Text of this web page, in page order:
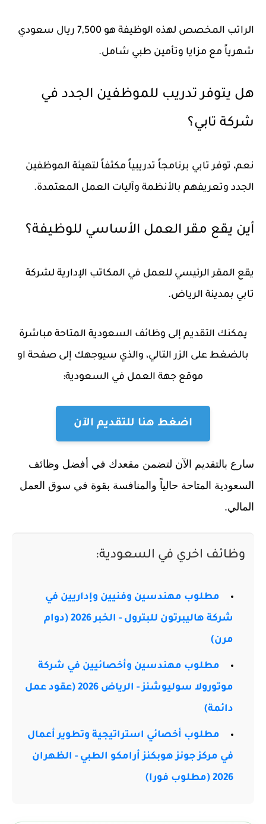
الراتب المخصص لهذه الوظيفة هو 7,500 ريال سعودي
شهرياً مع مزايا وتأمين طبي شامل.
هل يتوفر تدريب للموظفين الجدد في
شركة تابي؟
نعم، توفر تابي برنامجاً تدريبياً مكثفاً لتهيئة الموظفين
الجدد وتعريفهم بالأنظمة وآليات العمل المعتمدة.
أين يقع مقر العمل الأساسي للوظيفة؟
يقع المقر الرئيسي للعمل في المكاتب الإدارية لشركة
تابي بمدينة الرياض.
يمكنك التقديم إلى وظائف السعودية المتاحة مباشرة
بالضغط على الزر التالي، والذي سيوجهك إلى صفحة او
موقع جهة العمل في السعودية:
اضغط هنا للتقديم الآن
سارع بالتقديم الآن لتضمن مقعدك في أفضل وظائف
السعودية المتاحة حالياً والمنافسة بقوة في سوق العمل
المالي.
وظائف اخري في السعودية:
مطلوب مهندسين وفنيين وإداريين في
شركة هاليبرتون للبترول - الخبر 2026 (دوام
مرن)
مطلوب مهندسين وأخصائيين في شركة
موتورولا سوليوشنز - الرياض 2026 (عقود عمل
دائمة)
مطلوب أخصائي استراتيجية وتطوير أعمال
في مركز جونز هوبكنز أرامكو الطبي - الظهران
2026 (مطلوب فورا)